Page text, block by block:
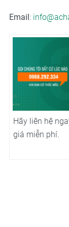
Email :
Hãy liên hệ
giá miễn phí.